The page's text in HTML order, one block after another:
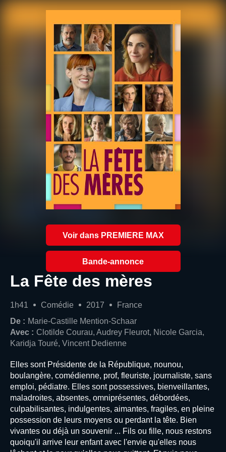
Voir dans PREMIERE MAX
Bande-annonce
La Fête des mères
1h41 Comédie 2017
France
De : Marie-Castille Mention-Schaar
Avec : Clotilde Courau, Audrey Fleurot, Nicole Garcia,
Karidja Touré, Vincent Dedienne
Elles sont Présidente de la République, nounou,
boulangère, comédienne, prof, fleuriste, journaliste, sans
emploi, pédiatre. Elles sont possessives, bienveillantes,
maladroites, absentes, omniprésentes, débordées,
culpabilisantes, indulgentes, aimantes, fragiles, en pleine
possession de leurs moyens ou perdant la tête. Bien
vivantes ou déjà un souvenir ... Fils ou fille, nous restons
quoiqu'il arrive leur enfant avec l'envie qu'elles nous